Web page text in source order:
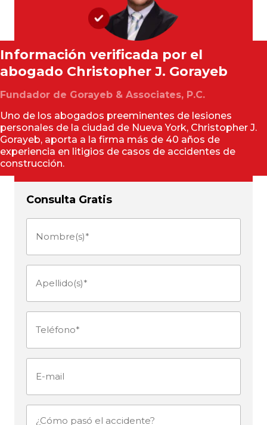
Información verificada por el
abogado Christopher J. Gorayeb
Fundador de Gorayeb & Associates, P.C.
Uno de los abogados preeminentes de lesiones
personales de la ciudad de Nueva York, Christopher J.
Gorayeb, aporta a la firma más de 40 años de
experiencia en litigios de casos de accidentes de
construcción.
Consulta Gratis
Nombre(s)
Apellido(s)
Teléfono (Obligatorio)
¿Cómo